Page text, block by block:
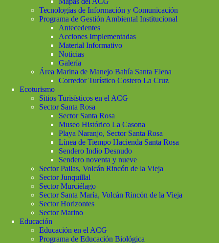
Tecnologías de Información y Comunicación
Programa de Gestión Ambiental Institucional
Antecedentes
Acciones Implementadas
Material Informativo
Noticias
Galería
Área Marina de Manejo Bahía Santa Elena
Corredor Turístico Costero La Cruz
Ecoturismo
Sitios Turisísticos en el ACG
Sector Santa Rosa
Sector Santa Rosa
Museo Histórico La Casona
Playa Naranjo, Sector Santa Rosa
Línea de Tiempo Hacienda Santa Rosa
Sendero Indio Desnudo
Sendero noventa y nueve
Sector Pailas, Volcán Rincón de la Vieja
Sector Junquillal
Sector Murciélago
Sector Santa María, Volcán Rincón de la Vieja
Sector Horizontes
Sector Marino
Educación
Educación en el ACG
Programa de Educación Biológica